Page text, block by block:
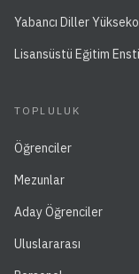
Yabancı Diller
Lisansüstü Eğitim
TOPLULUK
Öğrenciler
Mezunlar
Aday Öğrenciler
Uluslararası